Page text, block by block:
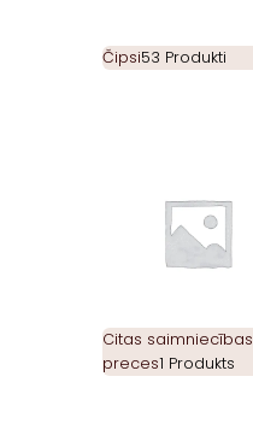
Čipsi53 Produkti
Citas saimniecības
preces1 Produkts